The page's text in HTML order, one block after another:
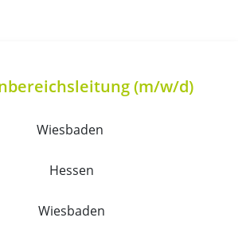
(m/w/d)
Wiesbaden
Hessen
Wiesbaden